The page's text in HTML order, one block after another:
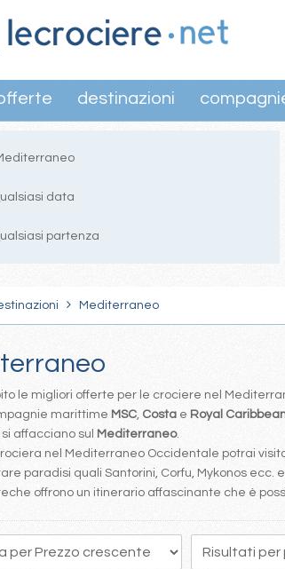
destinazioni
data
partenza
Mediterraneo
le migliori offerte per le crociere nel
marittime MSC, Costa e Royal
affacciano sul
Mediterraneo.
nel Mediterraneo Occidentale potrai
paradisi quali Santorini, Corfu, Mykonos
offrono un itinerario affascinante che è
22 23 24 26 27